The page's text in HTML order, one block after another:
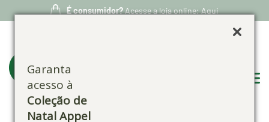
Garanta
acesso à
Coleção de
Natal Appel
É consumidor?Acesse a loja online: Aqui